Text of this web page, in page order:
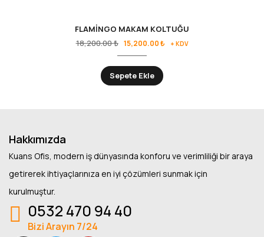
FLAMİNGO MAKAM KOLTUĞU
18,200.00₺ 15,200.00₺ + KDV
Sepete Ekle
Hakkımızda
Kuans Ofis, modern iş dünyasında konforu ve verimliliği bir araya
getirerek ihtiyaçlarınıza en iyi çözümleri sunmak için
kurulmuştur.
0532 470 94 40
Bizi Arayın 7/24